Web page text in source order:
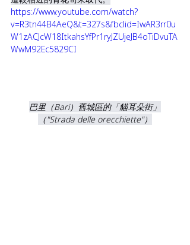
https://www.youtube.com/watch?
v=R3tn44B4AeQ&t=327s&fbclid=IwAR3rr0u
W1zACJcW18ItkahsYfPr1ryJZUjeJB4oTiDvuTA
WwM92Ec5829CI
巴里（Bari）舊城區的「貓耳朵街」
（"Strada delle orecchiette"）